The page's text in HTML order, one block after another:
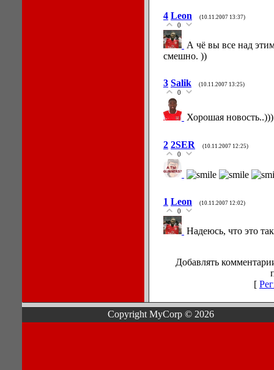
4 Leon (10.11.2007 13:37)
0
А чё вы все над
смешно. ))
3 Salik (10.11.2007 13:25)
0
Хорошая
2 2SER (10.11.2007 12:25)
0
1 Leon (10.11.2007 12:02)
0
Надеюсь, что это
Добавлять
[
Copyright MyCorp © 2026